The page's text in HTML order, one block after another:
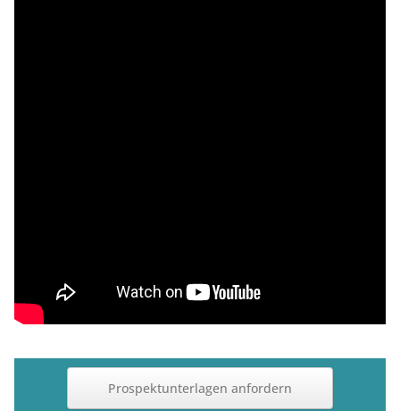
Prospektunterlagen anfordern